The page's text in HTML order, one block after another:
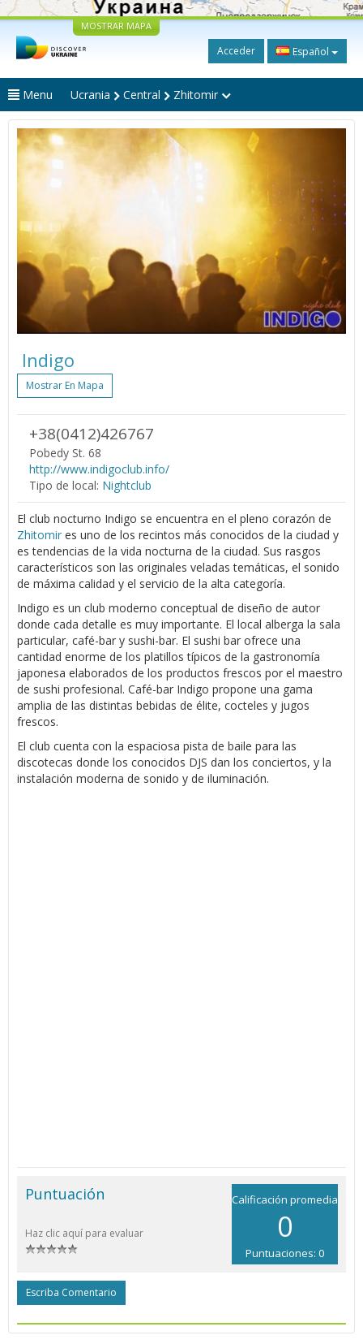
MOSTRAR MAPA
Acceder Español
Menu Ucrania Central Zhitomir
Indigo
Mostrar En Mapa
+38(0412)426767
Pobedy St. 68
http://www.indigoclub.info/
Tipo de local: Nightclub
El club nocturno Indigo se encuentra en el pleno corazón de
Zhitomir es uno de los recintos más conocidos de la ciudad y
es tendencias de la vida nocturna de la ciudad. Sus rasgos
característicos son las originales veladas temáticas, el sonido
de máxima calidad y el servicio de la alta categoría.
Indigo es un club moderno conceptual de diseño de autor
donde cada detalle es muy importante. El local alberga la sala
particular, café-bar y sushi-bar. El sushi bar ofrece una
cantidad enorme de los platillos típicos de la gastronomía
japonesa elaborados de los productos frescos por el maestro
de sushi profesional. Café-bar Indigo propone una gama
amplia de las distintas bebidas de élite, cocteles y jugos
frescos.
El club cuenta con la espaciosa pista de baile para las
discotecas donde los conocidos DJS dan los conciertos, y la
instalación moderna de sonido y de iluminación.
Calificación promedia
0
Puntuaciones: 0
Puntuación
Haz clic aquí para evaluar
Escriba Comentario